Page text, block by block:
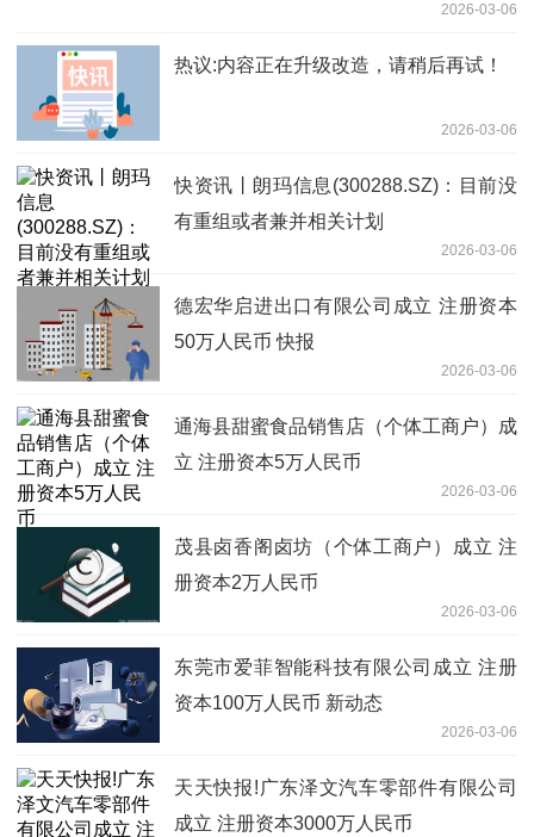
2026-03-06
热议:内容正在升级改造，请稍后再试！
2026-03-06
快资讯丨朗玛信息(300288.SZ)：目前没
有重组或者兼并相关计划
2026-03-06
德宏华启进出口有限公司成立 注册资本
50万人民币 快报
2026-03-06
通海县甜蜜食品销售店（个体工商户）成
立 注册资本5万人民币
2026-03-06
茂县卤香阁卤坊（个体工商户）成立 注
册资本2万人民币
2026-03-06
东莞市爱菲智能科技有限公司成立 注册
资本100万人民币 新动态
2026-03-06
天天快报!广东泽文汽车零部件有限公司
成立 注册资本3000万人民币